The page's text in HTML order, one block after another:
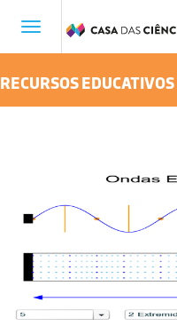
Toggle
RECURSOS EDUCATIVOS